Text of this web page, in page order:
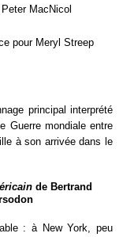
MacNicol
pour Meryl Streep
principal interprété
Guerre mondiale entre
à son arrivée dans le
de Bertrand
: à New York, peu